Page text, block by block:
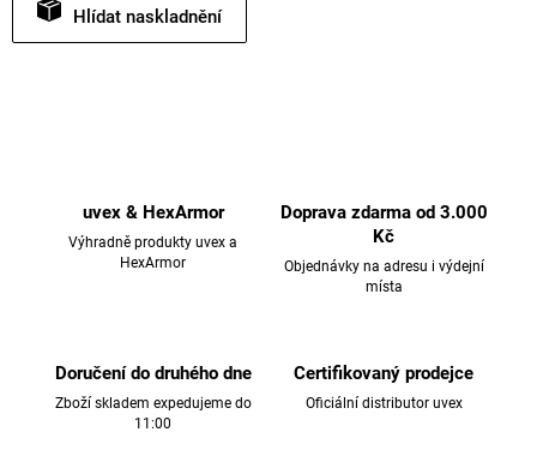
Hlídat
uvex & HexArmor
Výhradně produkty uvex a
HexArmor
Doprava zdarma od 3.000
Kč
Objednávky na adresu i výdejní
místa
Doručení do druhého dne
Zboží skladem expedujeme do
11:00
Certifikovaný prodejce
Oficiální distributor uvex